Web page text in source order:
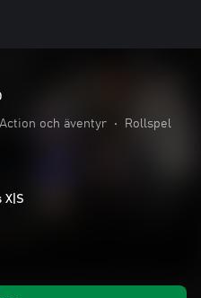
Action och äventyr • Rollspel
X|S